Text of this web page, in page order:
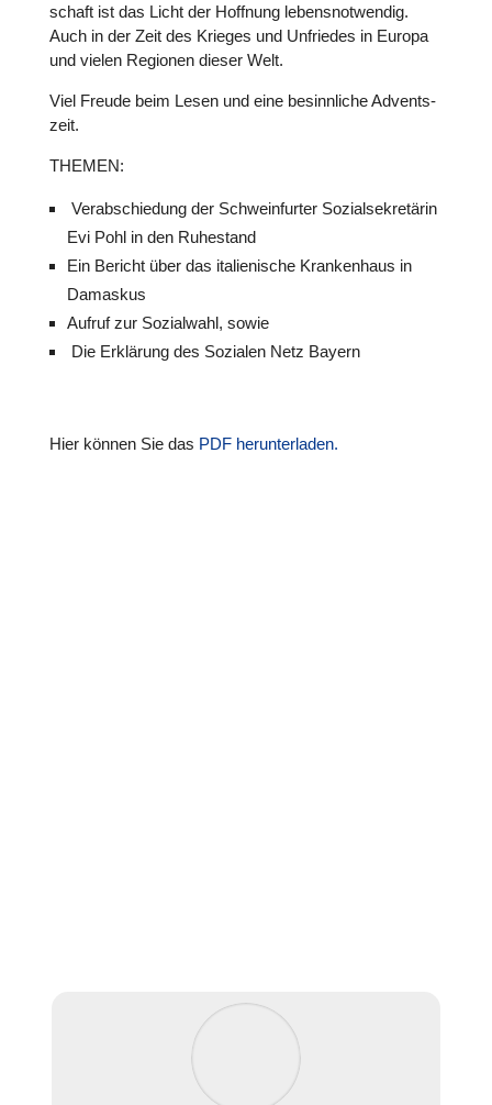
schaft ist das Licht der Hoffnung lebens­not­wen­dig.
Auch in der Zeit des Krieges und Unfrie­des in Europa
und vielen Regionen dieser Welt.
Viel Freude beim Lesen und eine besinn­li­che Advents­
zeit.
THEMEN:
Ver­ab­schie­dung der Schwein­fur­ter Sozi­al­se­kre­tä­rin
Evi Pohl in den Ruhe­stand
Ein Bericht über das ita­lie­ni­sche Kran­ken­haus in
Damaskus
Aufruf zur Sozi­al­wahl, sowie
Die Erklä­rung des Sozialen Netz Bayern
Hier können Sie das PDF her­un­ter­la­den.